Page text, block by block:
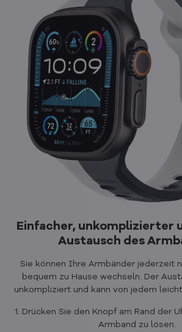
Einfacher, unkomplizierter
Austausch des
Sie können Ihre Armbänder jederzeit
bequem zu Hause wechseln. Der
unkompliziert und kann von jedem
1. Drücken Sie den Knopf am Rand der
Armband zu lösen.